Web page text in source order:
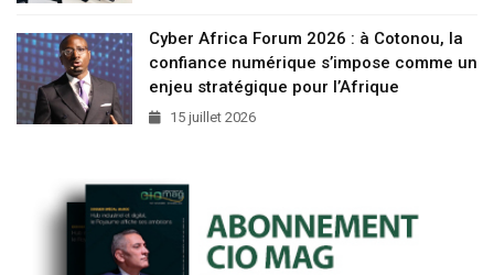
Cyber Africa Forum 2026 : à Cotonou, la
confiance numérique s’impose comme un
enjeu stratégique pour l’Afrique
15 juillet 2026